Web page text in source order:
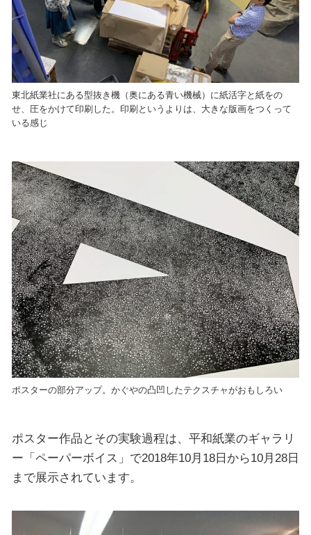
東北紙業社にある型抜き機（奥にある青い機械）に紙活字と紙をの
せ、圧をかけて印刷した。印刷というよりは、大きな版画をつくって
いる感じ
ポスターの部分アップ。かぐやの凸凹したテクスチャがおもしろい
ポスター作品とその実験過程は、平和紙業のギャラリ
ー「ペーパーボイス」で2018年10月18日から10月28日
まで展示されています。